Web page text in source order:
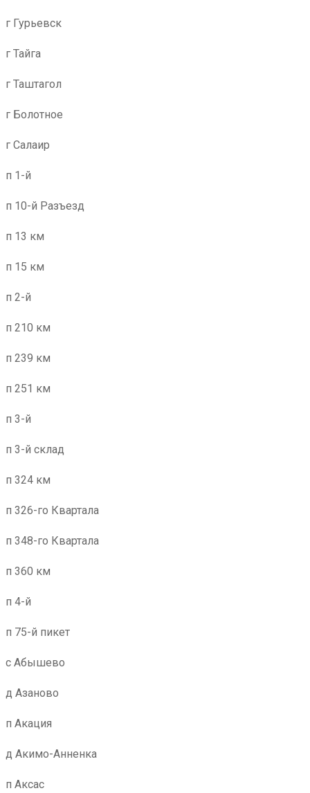
г Гурьевск
г Тайга
г Таштагол
г Болотное
г Салаир
п 1-й
п 10-й Разъезд
п 13 км
п 15 км
п 2-й
п 210 км
п 239 км
п 251 км
п 3-й
п 3-й склад
п 324 км
п 326-го Квартала
п 348-го Квартала
п 360 км
п 4-й
п 75-й пикет
с Абышево
д Азаново
п Акация
д Акимо-Анненка
п Аксас